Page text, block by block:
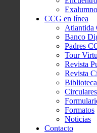
CCG en línea
Atlantida
Banco
Padres
Tour
Revista
Revista
Circulares
Formatos
Noticias
Contacto